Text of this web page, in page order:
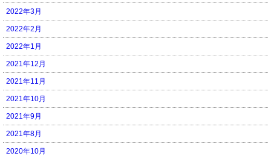
2022年3月
2022年2月
2022年1月
2021年12月
2021年11月
2021年10月
2021年9月
2021年8月
2020年10月